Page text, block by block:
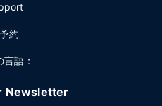
約
語：
Newsletter